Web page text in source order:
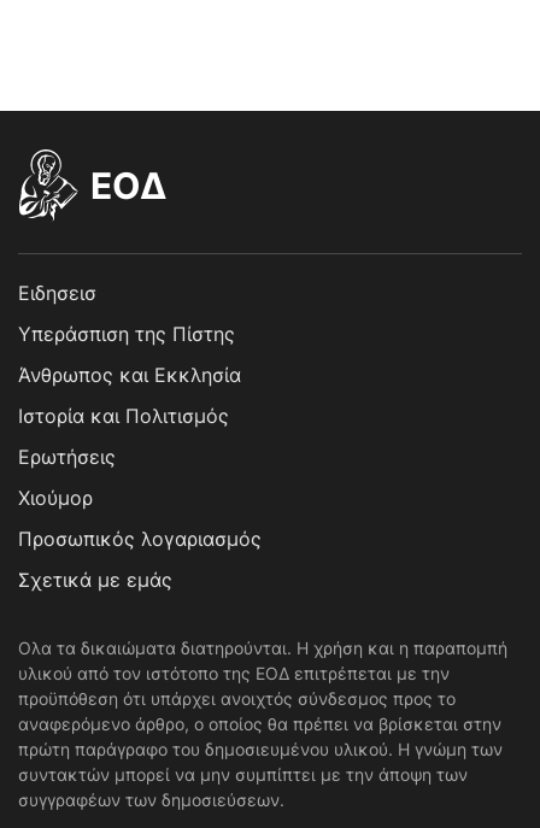
EOΔ
Ειδησεισ
Υπεράσπιση της Πίστης
Άνθρωπος και Εκκλησία
Ιστορία και Πολιτισμός
Ερωτήσεις
Χιούμορ
Προσωπικός λογαριασμός
Σχετικά με εμάς
Ολα τα δικαιώματα διατηρούνται. Η χρήση και η παραπομπή
υλικού από τον ιστότοπο της ΕΟΔ επιτρέπεται με την
προϋπόθεση ότι υπάρχει ανοιχτός σύνδεσμος προς το
αναφερόμενο άρθρο, ο οποίος θα πρέπει να βρίσκεται στην
πρώτη παράγραφο του δημοσιευμένου υλικού. Η γνώμη των
συντακτών μπορεί να μην συμπίπτει με την άποψη των
συγγραφέων των δημοσιεύσεων.